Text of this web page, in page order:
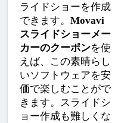
ライドショーを作成
できます。 Movavi
スライドショーメー
カーのクーポンを使
えば、この素晴らし
いソフトウェアを安
価で楽しむことがで
きます。スライドシ
ョー作成も難しくな